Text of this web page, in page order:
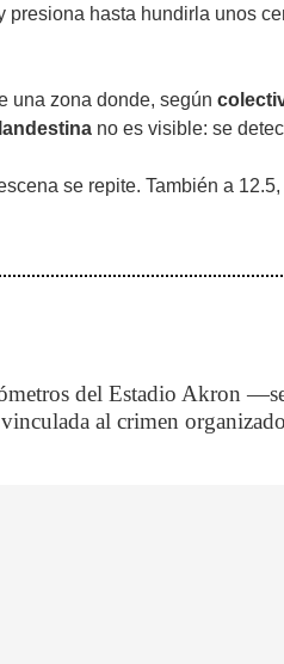
hasta hundirla unos
una zona donde, según
no es visible: se
se repite. También a